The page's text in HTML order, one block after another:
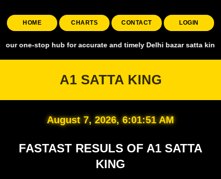
HOME CHARTS CONTACT LOGIN
hub for accurate and timely Delhi bazar satta king,
A1 SATTA KING
August 7, 2026, 6:01:52 AM
FASTAST RESULS OF A1 SATTA
KING